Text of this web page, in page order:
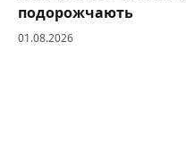
подорожчають
01.08.2026